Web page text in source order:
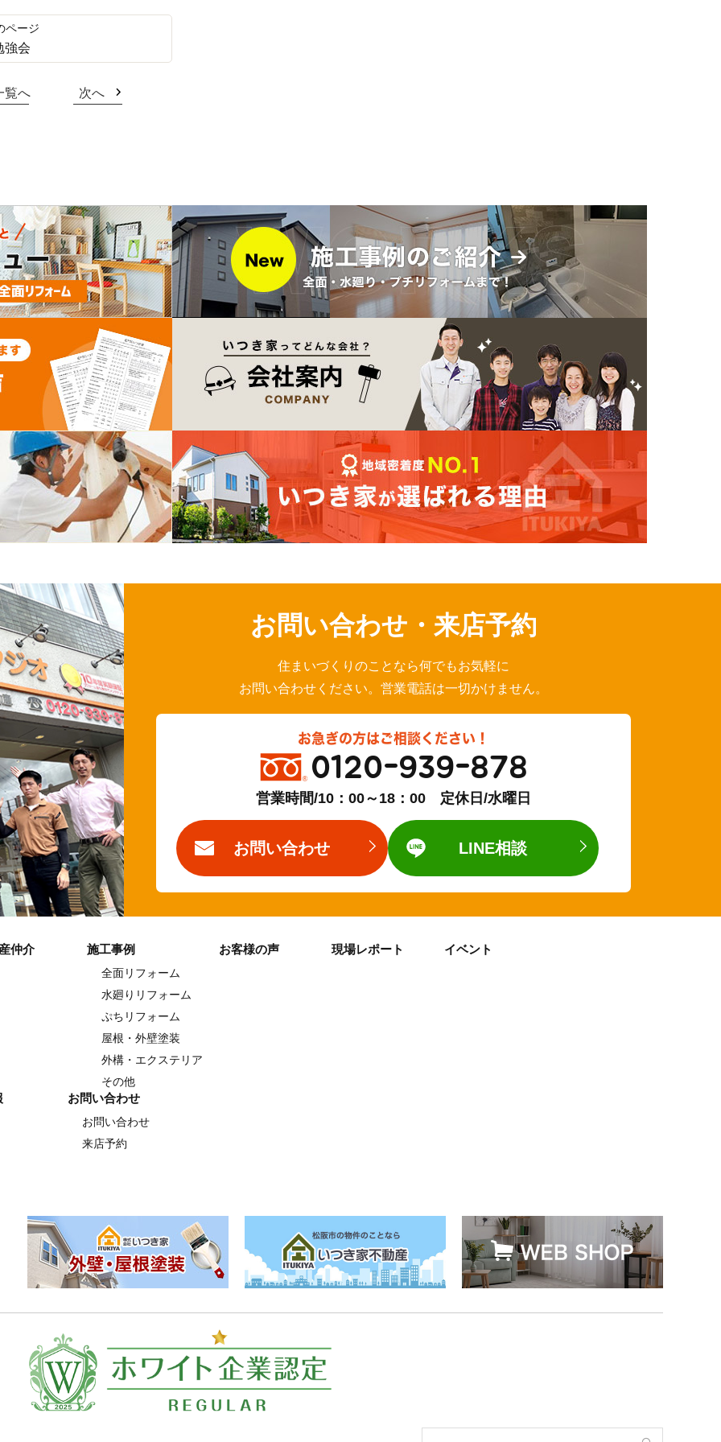
強会
覧へ 次へ
お問い合わせ・来店予約
住まいづくりのことなら何でもお気軽に
お問い合わせください。営業電話は一切かけません。
お急ぎの方はご相談ください！
0120-939-878
営業時間/10：00～18：00 定休日/水曜日
お問い合わせ LINE相談
仲介 施工事例
全面リフォーム
水廻りリフォーム
ぷちリフォーム
屋根・外壁塗装
外構・エクステリア
その他
お客様の声 現場レポート イベント
お問い合わせ
お問い合わせ
来店予約